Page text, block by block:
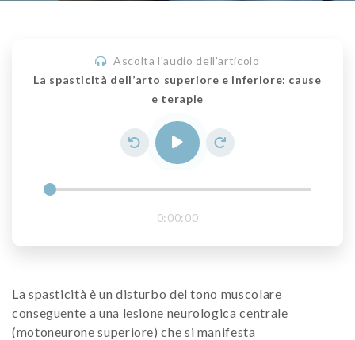
Ascolta l'audio dell'articolo
La spasticità dell’arto superiore e inferiore: cause
e terapie
0:00:00
La spasticità è un disturbo del tono muscolare
conseguente a una lesione neurologica centrale
(motoneurone superiore) che si manifesta